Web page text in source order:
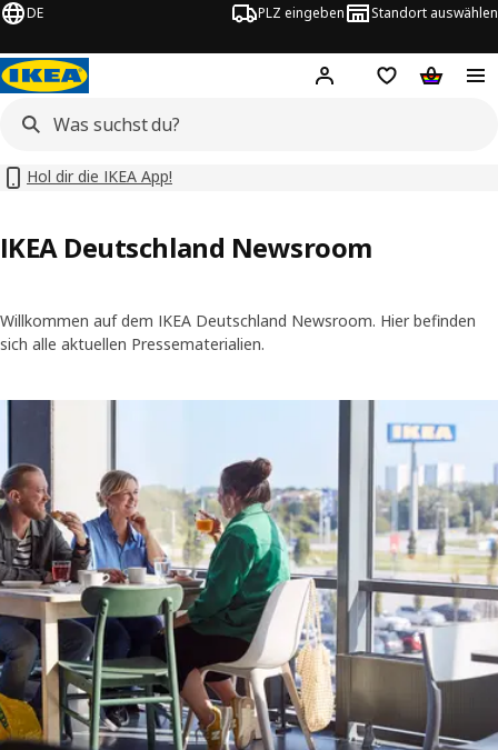
DE PLZ eingeben Standort auswählen
Hej! Hier einloggen
Merkzettel
Hol dir die IKEA App!
IKEA Deutschland Newsroom
Willkommen auf dem IKEA Deutschland Newsroom. Hier befinden
sich alle aktuellen Pressematerialien.